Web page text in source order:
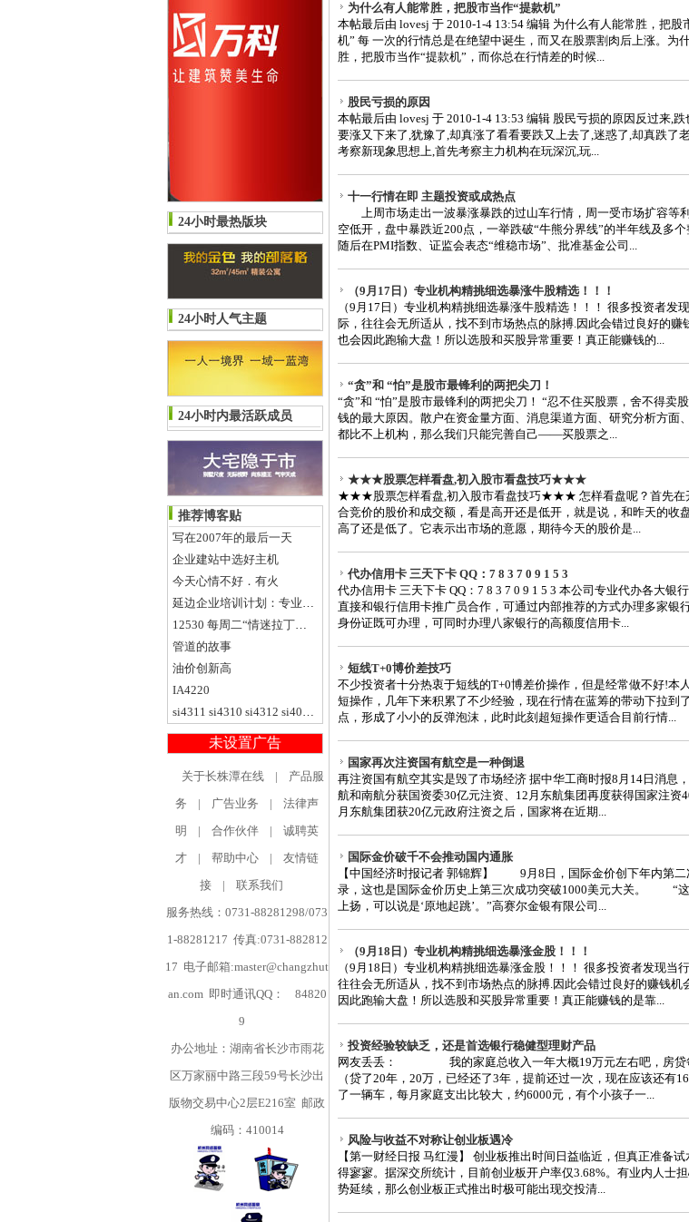
24小时最热版块
24小时人气主题
24小时内最活跃成员
推荐博客贴
写在2007年的最后一天
企业建站中选好主机
今天心情不好．有火
延边企业培训计划：专业晨会流程与技巧
12530 每周二“情迷拉丁夜”@ SUZIE WONG
管道的故事
油价创新高
IA4220
si4311 si4310 si4312 si4010 si4011
未设置广告
为什么有人能常胜，把股市当作“提款机”
本帖最后由 lovesj 于 2010-1-4 13:54 编辑 为什么有人能常胜，把股
机” 每 一次的行情总是在绝望中诞生，而又在股票割肉后上涨。为
胜，把股市当作“提款机”，而你总在行情差的时候...
股民亏损的原因
本帖最后由 lovesj 于 2010-1-4 13:53 编辑 股民亏损的原因反过来,
要涨又下来了,犹豫了,却真涨了看看要跌又上去了,迷惑了,却真跌了
考察新现象思想上,首先考察主力机构在玩深沉,玩...
十一行情在即 主题投资或成热点
上周市场走出一波暴涨暴跌的过山车行情，周一受市场扩容等
空低开，盘中暴跌近200点，一举跌破“牛熊分界线”的半年线及多
随后在PMI指数、证监会表态“维稳市场”、批准基金公司...
（9月17日）专业机构精挑细选暴涨牛股精选！！！
（9月17日）专业机构精挑细选暴涨牛股精选！！！ 很多投资者发
际，往往会无所适从，找不到市场热点的脉搏.因此会错过良好的赚
也会因此跑输大盘！所以选股和买股异常重要！真正能赚钱的...
“贪”和 “怕”是股市最锋利的两把尖刀！
“贪”和 “怕”是股市最锋利的两把尖刀！ “忍不住买股票，舍不得卖
钱的最大原因。散户在资金量方面、消息渠道方面、研究分析方面
都比不上机构，那么我们只能完善自己——买股票之...
★★★股票怎样看盘,初入股市看盘技巧★★★
★★★股票怎样看盘,初入股市看盘技巧★★★ 怎样看盘呢？首先在
合竞价的股价和成交额，看是高开还是低开，就是说，和昨天的收
高了还是低了。它表示出市场的意愿，期待今天的股价是...
代办信用卡 三天下卡 QQ：7 8 3 7 0 9 1 5 3
代办信用卡 三天下卡 QQ：7 8 3 7 0 9 1 5 3 本公司专业代办各大银
直接和银行信用卡推广员合作，可通过内部推荐的方式办理多家银
身份证既可办理，可同时办理八家银行的高额度信用卡...
短线T+0博价差技巧
不少投资者十分热衷于短线的T+0博差价操作，但是经常做不好!本
短操作，几年下来积累了不少经验，现在行情在蓝筹的带动下拉到
点，形成了小小的反弹泡沫，此时此刻超短操作更适合目前行情...
国家再次注资国有航空是一种倒退
再注资国有航空其实是毁了市场经济 据中华工商时报8月14日消息
航和南航分获国资委30亿元注资、12月东航集团再度获得国家注资
月东航集团获20亿元政府注资之后，国家将在近期...
国际金价破千不会推动国内通胀
【中国经济时报记者 郭锦辉】 9月8日，国际金价创下年内第二
录，这也是国际金价历史上第三次成功突破1000美元大关。 “
上扬，可以说是‘原地起跳’。”高赛尔金银有限公司...
（9月18日）专业机构精挑细选暴涨金股！！！
（9月18日）专业机构精挑细选暴涨金股！！！ 很多投资者发现当
往往会无所适从，找不到市场热点的脉搏.因此会错过良好的赚钱机
因此跑输大盘！所以选股和买股异常重要！真正能赚钱的是靠...
投资经验较缺乏，还是首选银行稳健型理财产品
网友丢丢： 我的家庭总收入一年大概19万元左右吧，房贷
（贷了20年，20万，已经还了3年，提前还过一次，现在应该还有
了一辆车，每月家庭支出比较大，约6000元，有个小孩子一...
风险与收益不对称让创业板遇冷
【第一财经日报 马红漫】 创业板推出时间日益临近，但真正准备
得寥寥。据深交所统计，目前创业板开户率仅3.68%。有业内人士
势延续，那么创业板正式推出时极可能出现交投清...
关于长株潭在线 |
产品服
务
| 广告业务 |
法律声
明
| 合作伙伴 |
诚聘英
才
| 帮助中心 |
友情链
接
|
联系我们
服务热线：0731-88281298/073
1-88281217 传真:0731-882812
17 电子邮箱:master@changzhut
an.com 即时通讯QQ：
84820
9
办公地址：湖南省长沙市雨花
区万家丽中路三段59号长沙出
版物交易中心2层E216室 邮政
编码：410014